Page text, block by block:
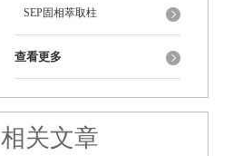
SEP固相萃取柱
查看更多
相关文章